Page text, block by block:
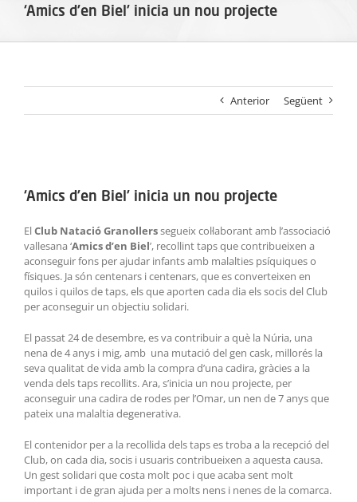
INFANTS
BLOG
EMPRESES
CONTACTE
TREBALLA AMB NOSALTRES!
‘Amics d’en Biel’ inicia un nou projecte
Anterior Següent
Image
‘Amics d’en Biel’ inicia un nou projecte
ElClub Natació Granollerssegueix col·laborant amb l’associació
vallesana ‘Amics d’en Biel’, recollint taps que contribueixen a
aconseguir fons per ajudar infants amb malalties psíquiques o
físiques. Ja són centenars i centenars, que es converteixen en
quilos i quilos de taps, els que aporten cada dia els socis del Club
per aconseguir un objectiu solidari.
El passat 24 de desembre, es va contribuir a què la Núria, una
nena de 4 anys i mig, amb una mutació del gen cask, millorés la
seva qualitat de vida amb la compra d’una cadira, gràcies a la
venda dels taps recollits. Ara, s’inicia un nou projecte, per
aconseguir una cadira de rodes per l’Omar, un nen de 7 anys que
pateix una malaltia degenerativa.
El contenidor per a la recollida dels taps es troba a la recepció del
Club, on cada dia, socis i usuaris contribueixen a aquesta causa.
Un gest solidari que costa molt poc i que acaba sent molt
important i de gran ajuda per a molts nens i nenes de la comarca.